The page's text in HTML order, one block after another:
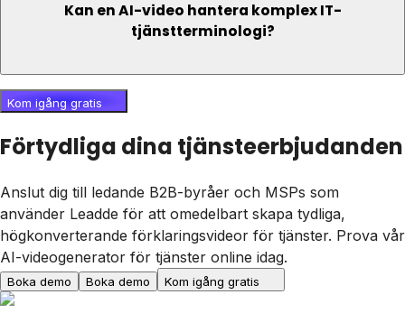
Kan en AI-video hantera komplex IT-
tjänstterminologi?
Kom igång gratis
Förtydliga dina tjänsteerbjudanden
Anslut dig till ledande B2B-byråer och MSPs som
använder Leadde för att omedelbart skapa tydliga,
högkonverterande förklaringsvideor för tjänster. Prova vår
AI-videogenerator för tjänster online idag.
Boka demo Boka demo Kom igång gratis